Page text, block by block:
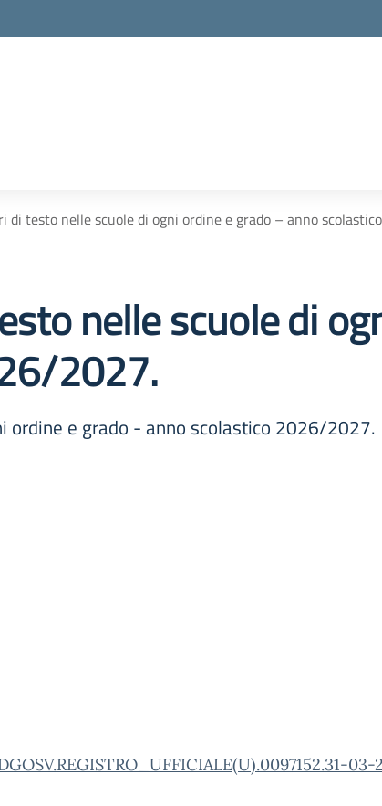
di testo nelle scuole di ogni ordine e grado – anno
nelle scuole di
2027.
ordine e grado - anno scolastico 2026/2027.
03-